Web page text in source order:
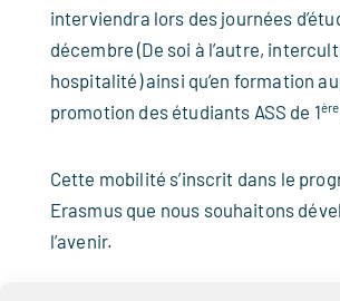
interviendra lors des journées
décembre (De soi à l’autre,
hospitalité) ainsi qu’en formation
promotion des étudiants ASS de 1ère
Cette mobilité s’inscrit dans le
Erasmus que nous souhaitons
l’avenir.